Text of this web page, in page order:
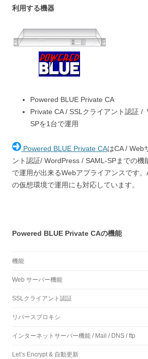
利用する機器
Powered BLUE Private CA
Private CA / SSLクライアント認証
SPを1台で運用
Powered BLUE Private CAはCA / Web
ント認証/ WordPress / SAML-SPまでの機
で運用が出来るWebアプライアンスです
の仮想環境で運用にも対応しています。
Powered BLUE Private CAの機能
機能
Web サーバー機能
SSLクライアント認証
リバースプロキシ
インターネットサーバー機能 / Mail / DNS / ftp
Let’s Encrypt & 自動更新